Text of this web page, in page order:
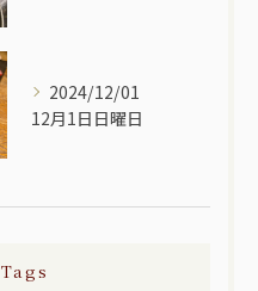
2024/12/01
12月1日日曜日
Tags